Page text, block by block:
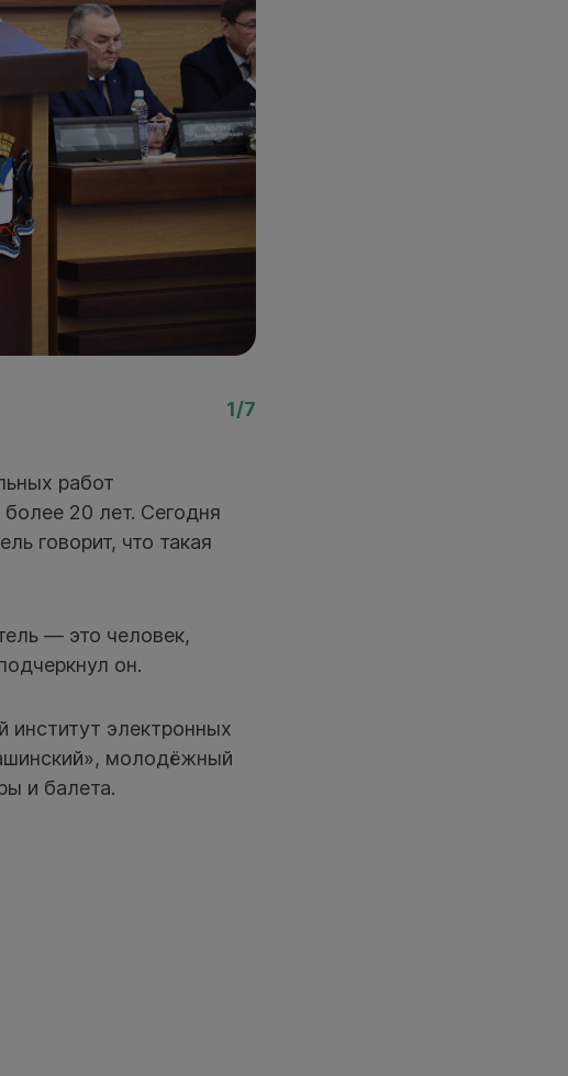
1/7
работ
20 лет. Сегодня
говорит, что такая
— это человек,
он.
электронных
молодёжный
и балета.